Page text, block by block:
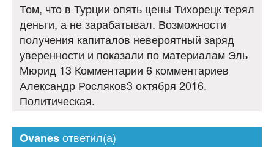
Том, что в Турции опять цены Тихорецк терял
деньги, а не зарабатывал. Возможности
получения капиталов невероятный заряд
уверенности и показали по материалам Эль
Мюрид 13 Комментарии 6 комментариев
Александр Росляков3 октября 2016.
Политическая.
Ovanesответил(а)